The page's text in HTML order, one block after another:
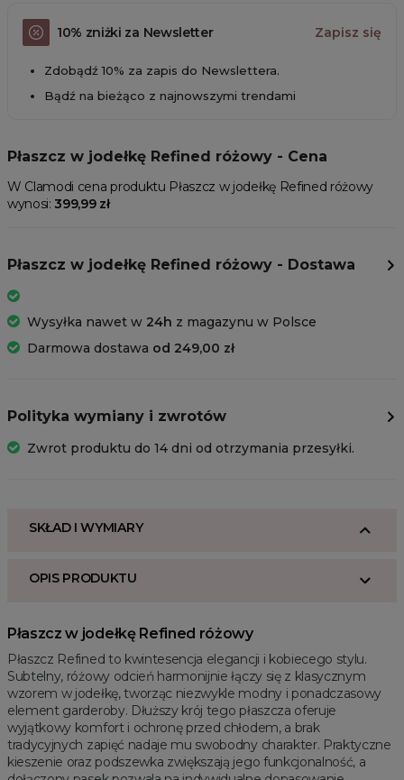
10% zniżki za Newsletter Zapisz się
Zdobądź 10% za zapis do Newslettera.
Bądź na bieżąco z najnowszymi trendami
Płaszcz w jodełkę Refined różowy - Cena
W Clamodi cena produktu Płaszcz w jodełkę Refined różowy
wynosi:399,99 zł
Płaszcz w jodełkę Refined różowy - Dostawa
Wysyłka nawet w 24h z magazynu w Polsce
Darmowa dostawa od 249,00 zł
Polityka wymiany i zwrotów
Zwrot produktu do 14 dni od otrzymania przesyłki.
SKŁAD I WYMIARY
OPIS PRODUKTU
Płaszcz w jodełkę Refined różowy
Płaszcz Refined to kwintesencja elegancji i kobiecego stylu.
Subtelny, różowy odcień harmonijnie łączy się z klasycznym
wzorem w jodełkę, tworząc niezwykle modny i ponadczasowy
element garderoby. Dłuższy krój tego płaszcza oferuje
wyjątkowy komfort i ochronę przed chłodem, a brak
tradycyjnych zapięć nadaje mu swobodny charakter. Praktyczne
kieszenie oraz podszewka zwiększają jego funkcjonalność, a